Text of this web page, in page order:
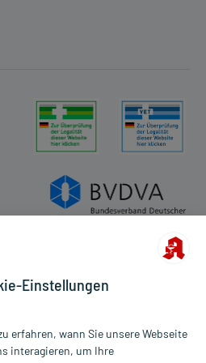
Einstellungen
erfahren, wann Sie unsere Webseite
interagieren, um Ihre